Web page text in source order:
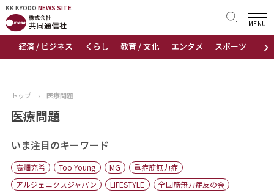
KK KYODO NEWS SITE
›
経済 / ビジネス くらし 教育 / 文化 エンタメ スポーツ 地域
MENU
KK KYODONEWS SITE
トップページ
ニュース
おすすめコンテンツ
出版物
トップ › 医療問題
医療問題
いま注目のキーワード
高畑充希 Too Young MG
重症筋無力症
アルジェニクスジャパン
LIFESTYLE
全国筋無力症友の会